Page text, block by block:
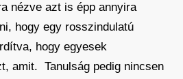
nézve azt is épp annyira
hogy egy rosszindulatú
hogy egyesek
amit. Tanulság pedig nincsen